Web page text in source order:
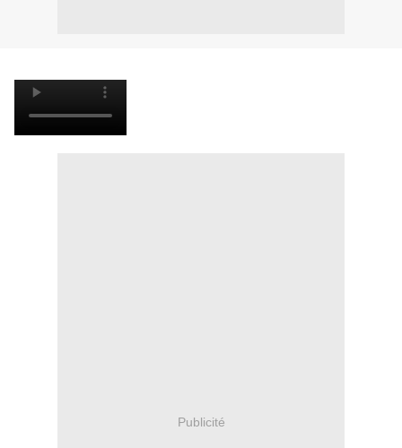
Publicité